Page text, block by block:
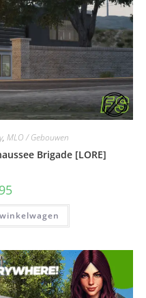
, MLO / Gebouwen
Brigade [LORE]